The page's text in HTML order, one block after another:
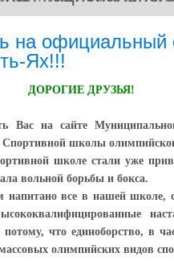
на
Ях!!!
ДОРОГИЕ ДРУЗЬЯ!
Вас на сайте
Спортивной школы
школе стали уже
вольной борьбы и бокса.
все в нашей школе,
что единоборство, в
олимпийских видов